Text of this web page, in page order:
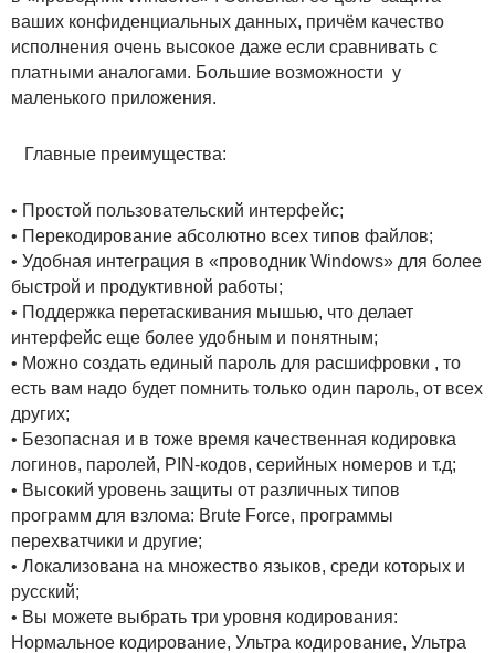
ваших конфиденциальных данных, причём качество
исполнения очень высокое даже если сравнивать с
платными аналогами. Большие возможности у
маленького приложения.
Главные преимущества:
• Простой пользовательский интерфейс;
• Перекодирование абсолютно всех типов файлов;
• Удобная интеграция в «проводник Windows» для более
быстрой и продуктивной работы;
• Поддержка перетаскивания мышью, что делает
интерфейс еще более удобным и понятным;
• Можно создать единый пароль для расшифровки , то
есть вам надо будет помнить только один пароль, от всех
других;
• Безопасная и в тоже время качественная кодировка
логинов, паролей, PIN-кодов, серийных номеров и т.д;
• Высокий уровень защиты от различных типов
программ для взлома: Brute Force, программы
перехватчики и другие;
• Локализована на множество языков, среди которых и
русский;
• Вы можете выбрать три уровня кодирования:
Нормальное кодирование, Ультра кодирование, Ультра